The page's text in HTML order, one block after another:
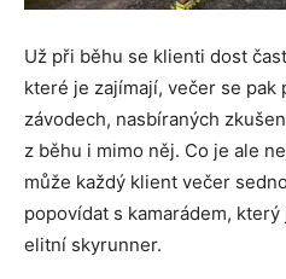
Už při běhu se klienti dost
které je zajímají, večer se pak
závodech, nasbíraných
z běhu i mimo něj. Co je ale
může každý klient večer
popovídat s kamarádem,
elitní skyrunner.